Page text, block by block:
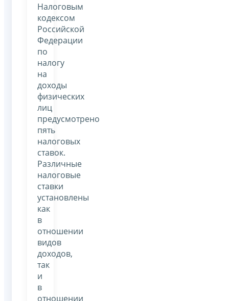
Налоговым
кодексом
Российской
Федерации
по
налогу
на
доходы
физических
лиц
предусмотрено
пять
налоговых
ставок.
Различные
налоговые
ставки
установлены
как
в
отношении
видов
доходов,
так
и
в
отношении